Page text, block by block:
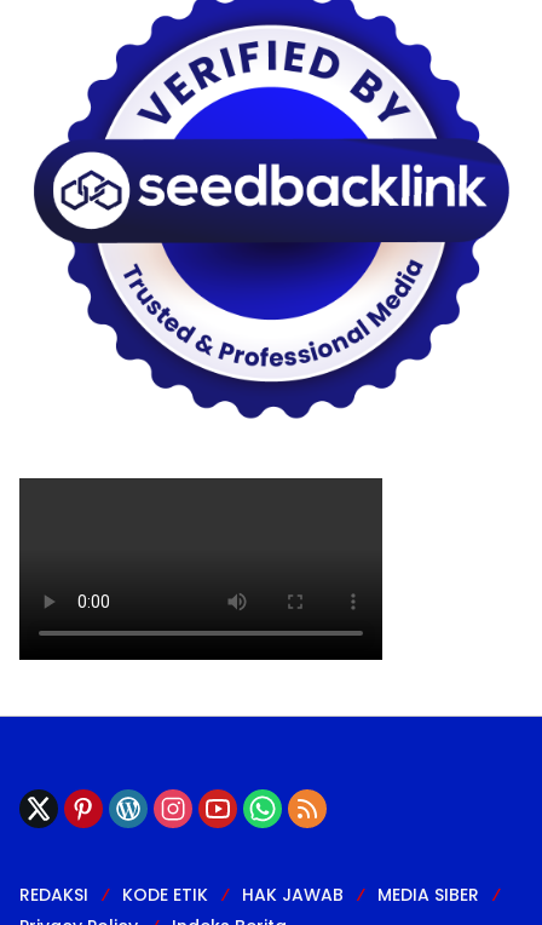
REDAKSI KODE ETIK HAK JAWAB
MEDIA SIBER